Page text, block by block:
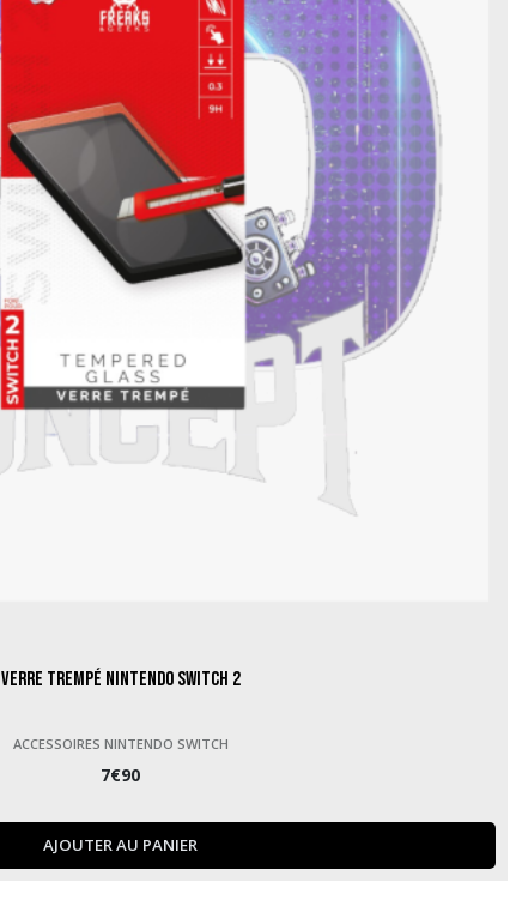
Verre trempé Nintendo Switch 2
ACCESSOIRES NINTENDO SWITCH
7€90
AJOUTER AU PANIER